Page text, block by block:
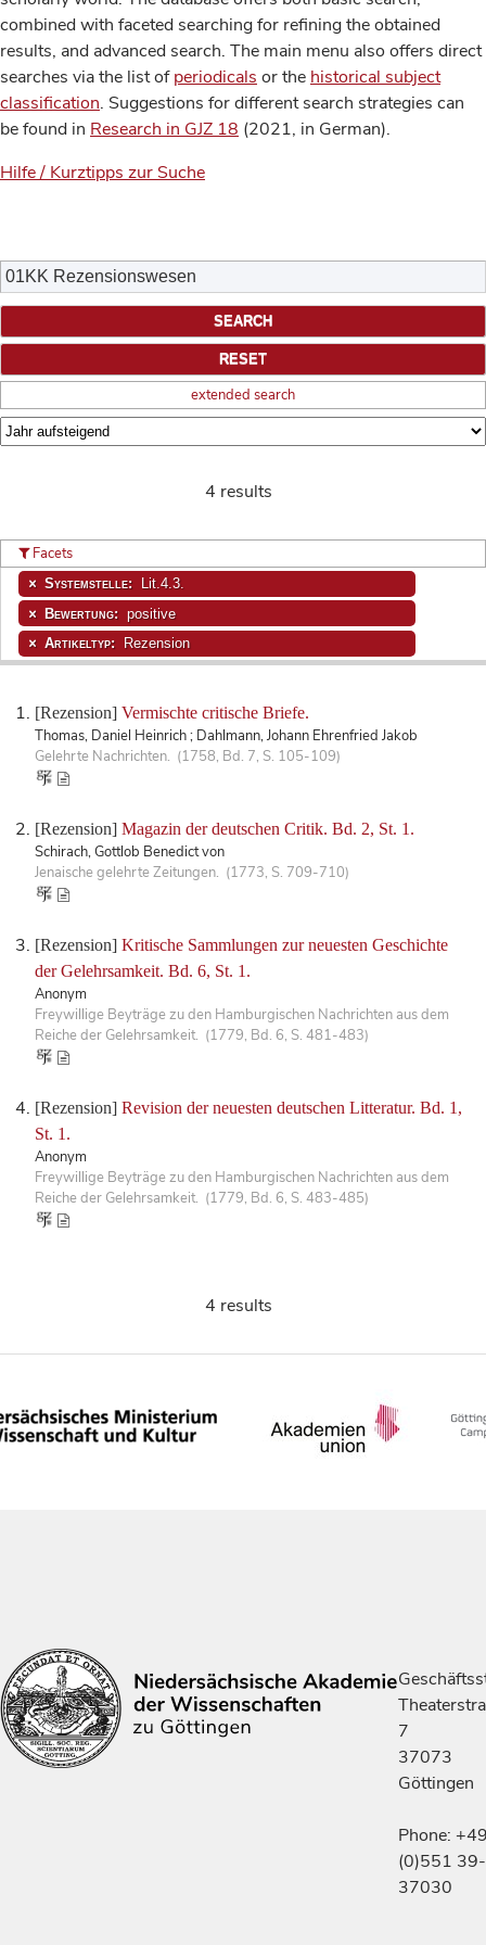
combined with faceted searching for refining the obtained
results, and advanced search. The main menu also offers direct
searches via the list ofperiodicals or the historical subject
classification. Suggestions for different search strategies can
be found in Research in GJZ 18 (2021, in German).
Hilfe / Kurztipps zur Suche
extended search
4 results
[Rezension] Vermischte critische Briefe.
Thomas, Daniel Heinrich ; Dahlmann, Johann Ehrenfried Jakob
Gelehrte Nachrichten. (1758, Bd. 7, S. 105-109)
[Rezension] Magazin der deutschen Critik. Bd. 2, St. 1.
Schirach, Gottlob Benedict von
Jenaische gelehrte Zeitungen. (1773, S. 709-710)
[Rezension] Kritische Sammlungen zur neuesten Geschichte
der Gelehrsamkeit. Bd. 6, St. 1.
Anonym
Freywillige Beyträge zu den Hamburgischen Nachrichten aus dem
Reiche der Gelehrsamkeit. (1779, Bd. 6, S. 481-483)
[Rezension] Revision der neuesten deutschen Litteratur. Bd. 1,
St. 1.
Anonym
Freywillige Beyträge zu den Hamburgischen Nachrichten aus dem
Reiche der Gelehrsamkeit. (1779, Bd. 6, S. 483-485)
Facets
Systemstelle: Lit.4.3.
Bewertung: positive
Artikeltyp: Rezension
4 results
7
37073
Göttingen
Phone:
(0)551 39-
37030